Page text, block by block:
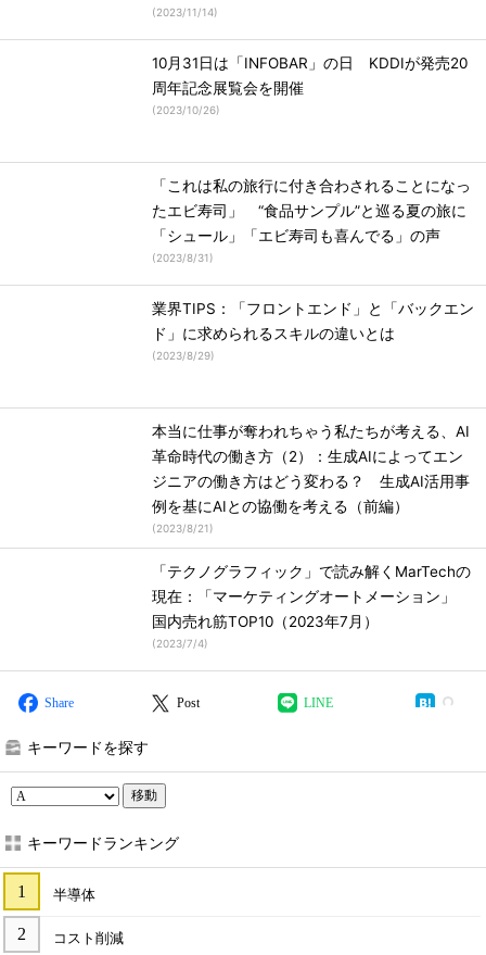
(2023/11/14)
10月31日は「INFOBAR」の日 KDDIが発売20
周年記念展覧会を開催
(2023/10/26)
「これは私の旅行に付き合わされることになっ
たエビ寿司」 “食品サンプル”と巡る夏の旅に
「シュール」「エビ寿司も喜んでる」の声
(2023/8/31)
業界TIPS：「フロントエンド」と「バックエン
ド」に求められるスキルの違いとは
(2023/8/29)
本当に仕事が奪われちゃう私たちが考える、AI
革命時代の働き方（2）：生成AIによってエン
ジニアの働き方はどう変わる？ 生成AI活用事
例を基にAIとの協働を考える（前編）
(2023/8/21)
「テクノグラフィック」で読み解くMarTechの
現在：「マーケティングオートメーション」
国内売れ筋TOP10（2023年7月）
(2023/7/4)
Share Post LINE
キーワードを探す
移動
キーワードランキング
半導体
コスト削減